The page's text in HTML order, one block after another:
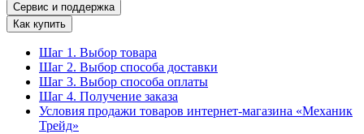
Сервис и поддержка
Как купить
Шаг 1. Выбор товара
Шаг 2. Выбор способа доставки
Шаг 3. Выбор способа оплаты
Шаг 4. Получение заказа
Условия продажи товаров интернет-магазина «Механик
Трейд»